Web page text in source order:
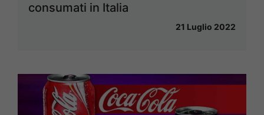
consumati in Italia
21 Luglio 2022